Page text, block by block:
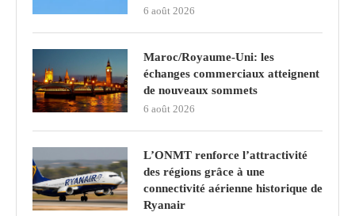
6 août 2026
Maroc/Royaume-Uni: les
échanges commerciaux atteignent
de nouveaux sommets
6 août 2026
L’ONMT renforce l’attractivité
des régions grâce à une
connectivité aérienne historique de
Ryanair